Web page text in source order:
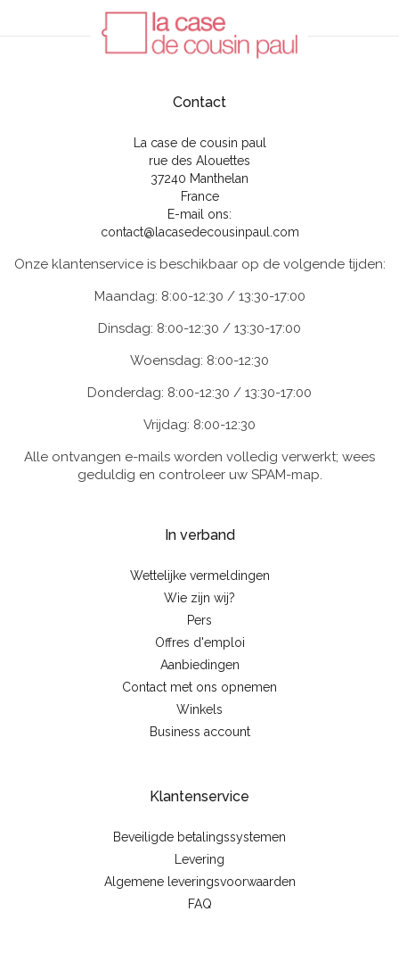
Contact
La case de cousin paul
rue des Alouettes
37240 Manthelan
France
E-mail ons:
contact@lacasedecousinpaul.com
Onze klantenservice is beschikbaar op de volgende tijden:
Maandag: 8:00-12:30 / 13:30-17:00
Dinsdag: 8:00-12:30 / 13:30-17:00
Woensdag: 8:00-12:30
Donderdag: 8:00-12:30 / 13:30-17:00
Vrijdag: 8:00-12:30
Alle ontvangen e-mails worden volledig verwerkt; wees
geduldig en controleer uw SPAM-map.
In verband
Wettelijke vermeldingen
Wie zijn wij?
Pers
Offres d'emploi
Aanbiedingen
Contact met ons opnemen
Winkels
Business account
Klantenservice
Beveiligde betalingssystemen
Levering
Algemene leveringsvoorwaarden
FAQ